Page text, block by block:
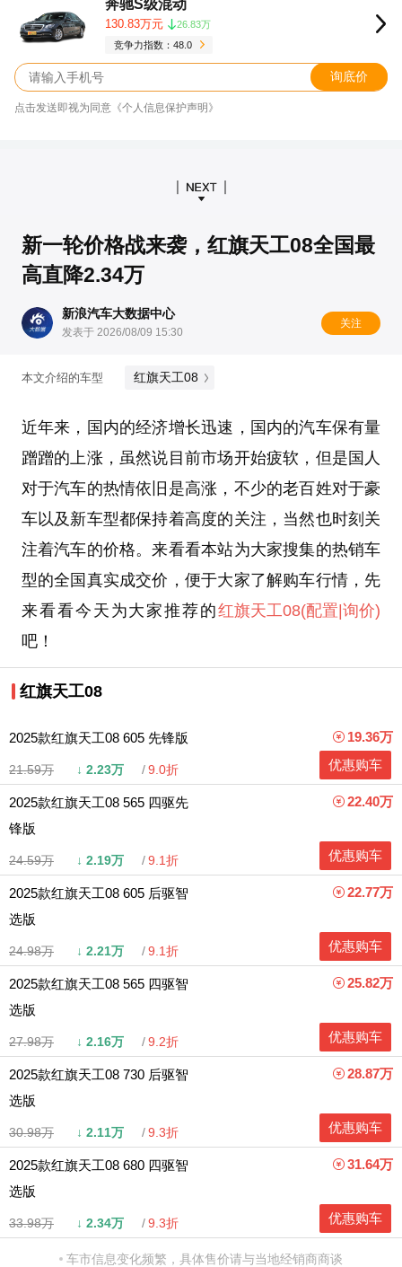
奔驰S级混动
130.83万元
26.83万
竞争力指数：48.0
询底价
点击发送即视为同意《个人信息保护声明》
新一轮价格战来袭，红旗天工08全国最
高直降2.34万
新浪汽车大数据中心
发表于 2026/08/09 15:30
关注
本文介绍的车型 红旗天工08
近年来，国内的经济增长迅速，国内的汽车保有量
蹭蹭的上涨，虽然说目前市场开始疲软，但是国人
对于汽车的热情依旧是高涨，不少的老百姓对于豪
车以及新车型都保持着高度的关注，当然也时刻关
注着汽车的价格。来看看本站为大家搜集的热销车
型的全国真实成交价，便于大家了解购车行情，先
来看看今天为大家推荐的红旗天工08(配置 |询价)
吧！
红旗天工08
2025款红旗天工08 605 先锋版
21.59万 ↓ 2.23万 9.0折
19.36万
优惠购车
2025款红旗天工08 565 四驱先
锋版
24.59万 ↓ 2.19万 9.1折
22.40万
优惠购车
2025款红旗天工08 605 后驱智
选版
24.98万 ↓ 2.21万 9.1折
22.77万
优惠购车
2025款红旗天工08 565 四驱智
选版
27.98万 ↓ 2.16万 9.2折
25.82万
优惠购车
2025款红旗天工08 730 后驱智
选版
30.98万 ↓ 2.11万 9.3折
28.87万
优惠购车
2025款红旗天工08 680 四驱智
选版
33.98万 ↓ 2.34万 9.3折
31.64万
优惠购车
车市信息变化频繁，具体售价请与当地经销商商谈